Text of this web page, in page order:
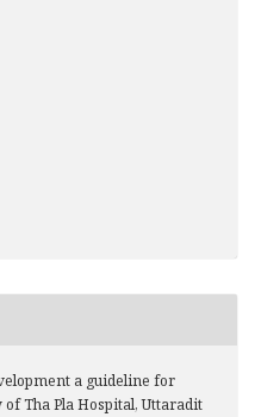
a guideline for
of Tha Pla Hospital, Uttaradit